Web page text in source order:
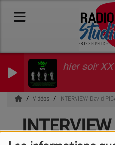
desole pour hier soir
TRYO
Vidéos INTERVIEW David